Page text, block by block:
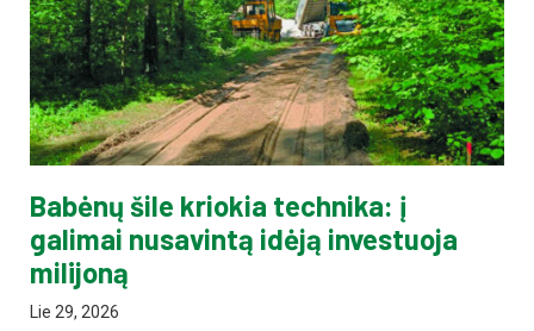
Babėnų šile kriokia technika: į
galimai nusavintą idėją investuoja
milijoną
Lie 29, 2026